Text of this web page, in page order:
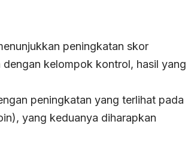
peningkatan skor
kelompok kontrol, hasil yang
peningkatan yang terlihat pada
yang keduanya diharapkan